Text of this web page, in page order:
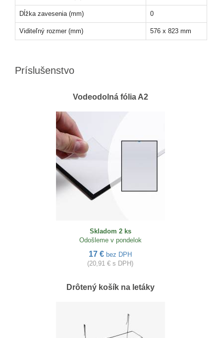
Dĺžka zavesenia (mm) 0
Viditeľný rozmer (mm) 576 x 823 mm
Príslušenstvo
Vodeodolná fólia A2
Skladom 2 ks
Odošleme v pondelok
17 € bez DPH
(20,91 € s DPH)
Drôtený košík na letáky